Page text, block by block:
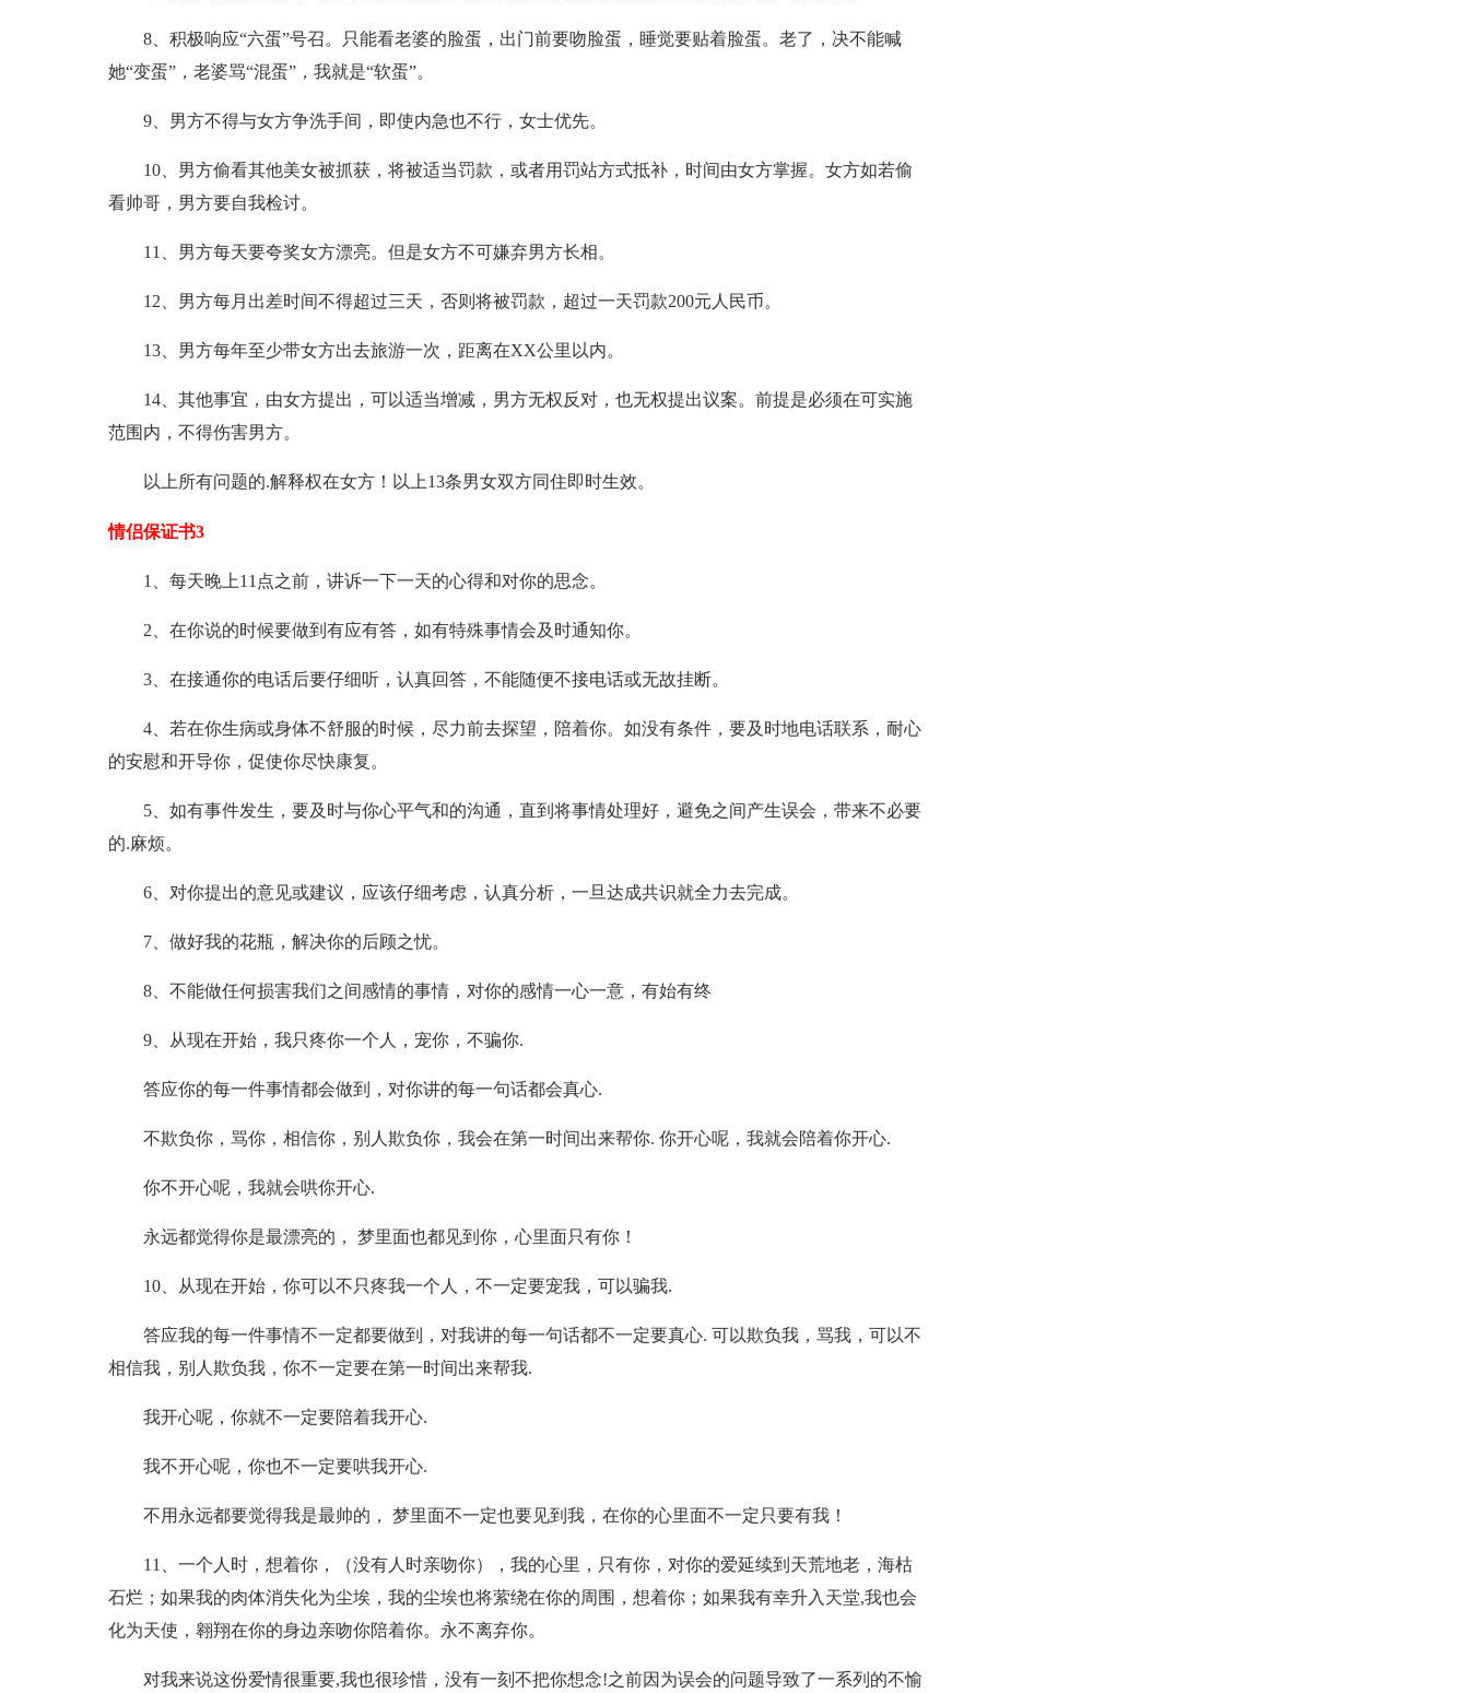
8、积极响应“六蛋”号召。只能看老婆的脸蛋，出门前要吻脸蛋，睡觉要贴着脸蛋。老了，决不能喊
她“变蛋”，老婆骂“混蛋”，我就是“软蛋”。
9、男方不得与女方争洗手间，即使内急也不行，女士优先。
10、男方偷看其他美女被抓获，将被适当罚款，或者用罚站方式抵补，时间由女方掌握。女方如若偷
看帅哥，男方要自我检讨。
11、男方每天要夸奖女方漂亮。但是女方不可嫌弃男方长相。
12、男方每月出差时间不得超过三天，否则将被罚款，超过一天罚款200元人民币。
13、男方每年至少带女方出去旅游一次，距离在XX公里以内。
14、其他事宜，由女方提出，可以适当增减，男方无权反对，也无权提出议案。前提是必须在可实施
范围内，不得伤害男方。
以上所有问题的.解释权在女方！以上13条男女双方同住即时生效。
情侣保证书3
1、每天晚上11点之前，讲诉一下一天的心得和对你的思念。
2、在你说的时候要做到有应有答，如有特殊事情会及时通知你。
3、在接通你的电话后要仔细听，认真回答，不能随便不接电话或无故挂断。
4、若在你生病或身体不舒服的时候，尽力前去探望，陪着你。如没有条件，要及时地电话联系，耐心
的安慰和开导你，促使你尽快康复。
5、如有事件发生，要及时与你心平气和的沟通，直到将事情处理好，避免之间产生误会，带来不必要
的.麻烦。
6、对你提出的意见或建议，应该仔细考虑，认真分析，一旦达成共识就全力去完成。
7、做好我的花瓶，解决你的后顾之忧。
8、不能做任何损害我们之间感情的事情，对你的感情一心一意，有始有终
9、从现在开始，我只疼你一个人，宠你，不骗你.
答应你的每一件事情都会做到，对你讲的每一句话都会真心.
不欺负你，骂你，相信你，别人欺负你，我会在第一时间出来帮你. 你开心呢，我就会陪着你开心.
你不开心呢，我就会哄你开心.
永远都觉得你是最漂亮的， 梦里面也都见到你，心里面只有你！
10、从现在开始，你可以不只疼我一个人，不一定要宠我，可以骗我.
答应我的每一件事情不一定都要做到，对我讲的每一句话都不一定要真心. 可以欺负我，骂我，可以不
相信我，别人欺负我，你不一定要在第一时间出来帮我.
我开心呢，你就不一定要陪着我开心.
我不开心呢，你也不一定要哄我开心.
不用永远都要觉得我是最帅的， 梦里面不一定也要见到我，在你的心里面不一定只要有我！
11、一个人时，想着你，（没有人时亲吻你），我的心里，只有你，对你的爱延续到天荒地老，海枯
石烂；如果我的肉体消失化为尘埃，我的尘埃也将萦绕在你的周围，想着你；如果我有幸升入天堂,我也会
化为天使，翱翔在你的身边亲吻你陪着你。永不离弃你。
对我来说这份爱情很重要,我也很珍惜，没有一刻不把你想念!之前因为误会的问题导致了一系列的不愉